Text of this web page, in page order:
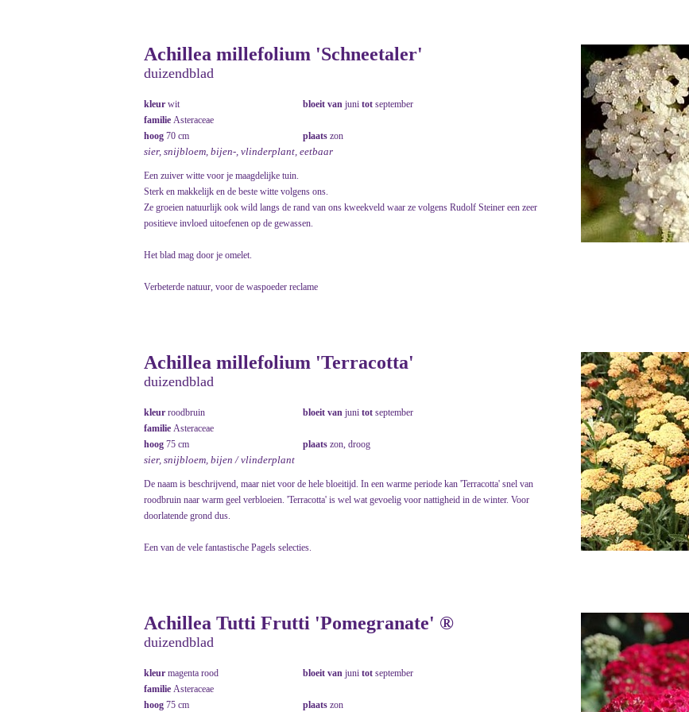
Achillea millefolium 'Schneetaler'
duizendblad
kleur wit bloeit van juni tot september
familie Asteraceae
hoog 70 cm plaats zon
sier, snijbloem, bijen-, vlinderplant, eetbaar
Een zuiver witte voor je maagdelijke tuin.
Sterk en makkelijk en de beste witte volgens ons.
Ze groeien natuurlijk ook wild langs de rand van ons kweekveld waar ze volgens Rudolf Steiner een zeer
positieve invloed uitoefenen op de gewassen.
Het blad mag door je omelet.
Verbeterde natuur, voor de waspoeder reclame
Achillea millefolium 'Terracotta'
duizendblad
kleur roodbruin bloeit van juni tot september
familie Asteraceae
hoog 75 cm plaats zon, droog
sier, snijbloem, bijen / vlinderplant
De naam is beschrijvend, maar niet voor de hele bloeitijd. In een warme periode kan 'Terracotta' snel van
roodbruin naar warm geel verbloeien. 'Terracotta' is wel wat gevoelig voor nattigheid in de winter. Voor
doorlatende grond dus.
Een van de vele fantastische Pagels selecties.
Achillea Tutti Frutti 'Pomegranate' ®
duizendblad
kleur magenta rood bloeit van juni tot september
familie Asteraceae
hoog 75 cm plaats zon